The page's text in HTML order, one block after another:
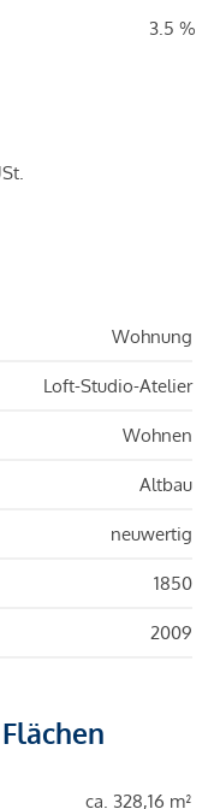
3.5 %
Wohnung
Loft-Studio-Atelier
Wohnen
Altbau
neuwertig
1850
2009
ca. 328,16 m²